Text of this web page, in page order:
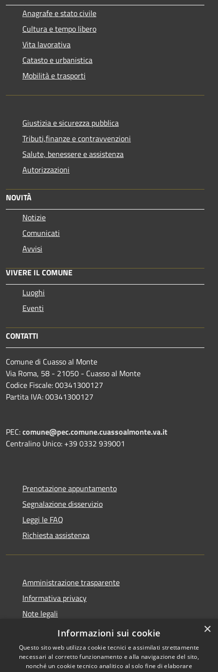
Anagrafe e stato civile
Cultura e tempo libero
Vita lavorativa
Catasto e urbanistica
Mobilità e trasporti
Giustizia e sicurezza pubblica
Tributi,finanze e contravvenzioni
Salute, benessere e assistenza
Autorizzazioni
NOVITÀ
Notizie
Comunicati
Avvisi
VIVERE IL COMUNE
Luoghi
Eventi
CONTATTI
Comune di Cuasso al Monte
Via Roma, 58 - 21050 - Cuasso al Monte
Codice Fiscale: 00341300127
Partita IVA: 00341300127
PEC:comune@pec.comune.cuassoalmonte.va.it
Centralino Unico: +39 0332 939001
Prenotazione appuntamento
Segnalazione disservizio
Leggi le FAQ
Richiesta assistenza
Amministrazione trasparente
Informativa privacy
Note legali
Dichiarazione di accessibilità
×
Informazioni sui cookie
Questo sito web utilizza cookie tecnici e assimilati strettamente
necessari al corretto funzionamento e alla navigazione del sito,
nonché un cookie tecnico analitico al solo fine di elaborare